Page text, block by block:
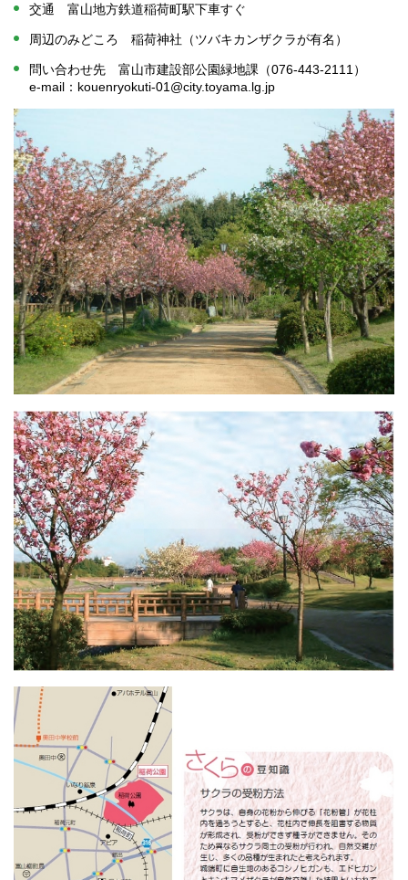
交通 富山地方鉄道稲荷町駅下車すぐ
周辺のみどころ 稲荷神社（ツバキカンザクラが有名）
問い合わせ先 富山市建設部公園緑地課（076-443-2111）
e-mail：kouenryokuti-01@city.toyama.lg.jp